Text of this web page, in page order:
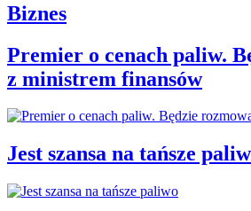
Biznes
Premier o cenach paliw.
z ministrem finansów
Jest szansa na tańsze